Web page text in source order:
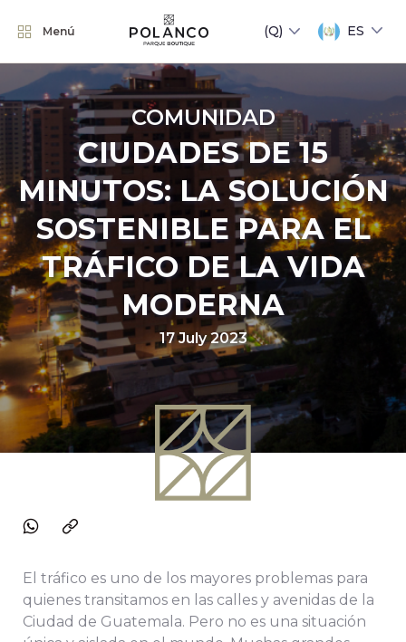
Menú ES
COMUNIDAD
CIUDADES DE 15
MINUTOS: LA SOLUCIÓN
SOSTENIBLE PARA EL
TRÁFICO DE LA VIDA
MODERNA
17 July 2023
El tráfico es uno de los mayores problemas para
quienes transitamos en las calles y avenidas de la
Ciudad de Guatemala. Pero no es una situación